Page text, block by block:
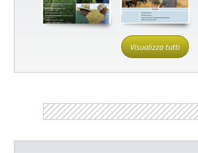
Visualizza tutti